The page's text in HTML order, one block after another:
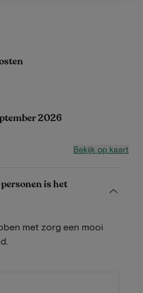
2026
Bekijk op kaart
is het
met zorg een mooi